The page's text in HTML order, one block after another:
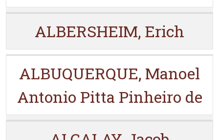
ALBERSHEIM, Erich
ALBUQUERQUE, Manoel
Antonio Pitta Pinheiro de